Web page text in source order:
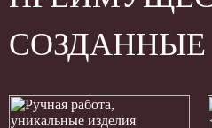
СОЗДАННЫЕ